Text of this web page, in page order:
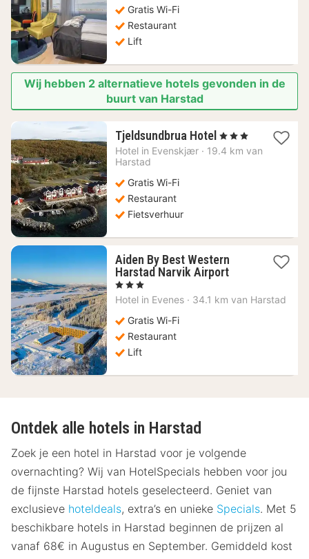
Gratis Wi-Fi
Restaurant
Lift
Wij hebben 2 alternatieve hotels gevonden in de
buurt van Harstad
Tjeldsundbrua Hotel 1
nacht
, 3 Sterren
Hotel in Evenskjær · 19.4 km van
Harstad
Gratis Wi-Fi
Restaurant
Fietsverhuur
Aiden By Best Western
Harstad Narvik Airport1
vanaf
, 3 Sterren
Hotel in Evenes · 34.1 km van Harstad
Gratis Wi-Fi
Restaurant
Lift
Ontdek alle hotels in Harstad
Zoek je een hotel in Harstad voor je volgende
overnachting? Wij van HotelSpecials hebben voor jou
de fijnste Harstad hotels geselecteerd. Geniet van
exclusieve hoteldeals, extra’s en unieke Specials. Met 5
beschikbare hotels in Harstad beginnen de prijzen al
vanaf 68€ in Augustus en September. Gemiddeld kost